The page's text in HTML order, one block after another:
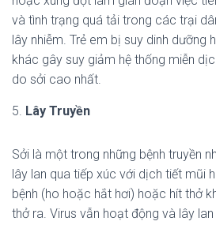
và tình trạng quá tải trong các trại
lây nhiễm. Trẻ em bị suy dinh dưỡng
khác gây suy giảm hệ thống miễn
do sởi cao nhất.
5. Lây Truyền
Sởi là một trong những bệnh truyền
lây lan qua tiếp xúc với dịch tiết mũi
bệnh (ho hoặc hắt hơi) hoặc hít thở
thở ra. Virus vẫn hoạt động và lây